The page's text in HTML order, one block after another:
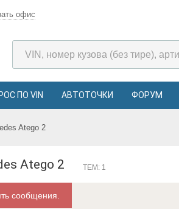
офис
ПО VIN АВТОТОЧКИ ФОРУМ
Atego 2
Atego 2 ТЕМ: 1
сообщения.